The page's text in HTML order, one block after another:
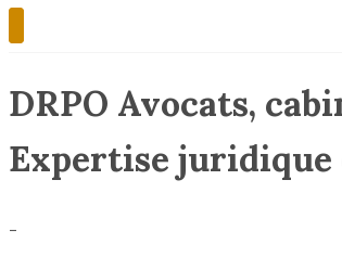
DRPO Avocats,
Expertise